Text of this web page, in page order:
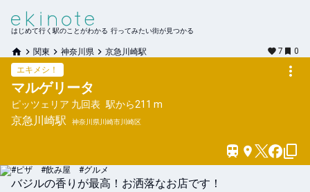
はじめて行く駅のことがわかる 行ってみたい街が見つかる
関東 神奈川県 京急川崎駅 7
0
エキメシ！
マルゲリータ
ピッツェリア 九回表 駅から211 m
京急川崎駅 神奈川県川崎市川崎区
#ピザ #飲み屋 #グルメ
バジルの香りが最高！お洒落なお店です！